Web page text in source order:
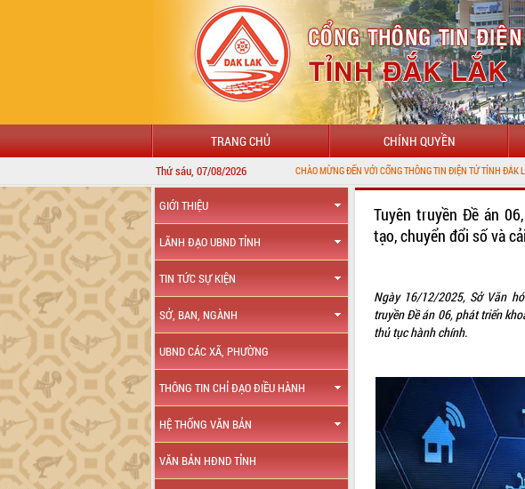
TRANG CHỦ CHÍNH QUYỀN
Thứ sáu, 07/08/2026CHÀO MỪNG ĐẾN VỚI CỔNG THÔNG TIN ĐIỆN TỬ TỈNH ĐẮK LẮK
GIỚI THIỆU
LÃNH ĐẠO UBND TỈNH
TIN TỨC SỰ KIỆN
SỞ, BAN, NGÀNH
UBND CÁC XÃ, PHƯỜNG
THÔNG TIN CHỈ ĐẠO ĐIỀU HÀNH
HỆ THỐNG VĂN BẢN
VĂN BẢN HĐND TỈNH
Tuyên truyền Đề án
tạo, chuyển đổi số và
Ngày 16/12/2025, Sở Văn
truyền Đề án 06, phát triển
thủ tục hành chính.